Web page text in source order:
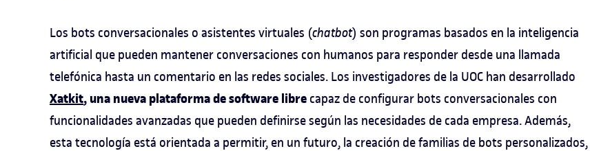
Los bots conversacionales o asistentes virtuales (chatbot) son programas basados en la inteligencia
artificial que pueden mantener conversaciones con humanos para responder desde una llamada
telefónica hasta un comentario en las redes sociales. Los investigadores de la UOC han desarrollado
Xatkit, una nueva plataforma de software libre capaz de configurar bots conversacionales con
funcionalidades avanzadas que pueden definirse según las necesidades de cada empresa. Además,
esta tecnología está orientada a permitir, en un futuro, la creación de familias de bots personalizados,